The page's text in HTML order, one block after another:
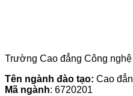
Trường Cao đẳng Công
Tên ngành đào tạo: Cao
Mã ngành: 6720201